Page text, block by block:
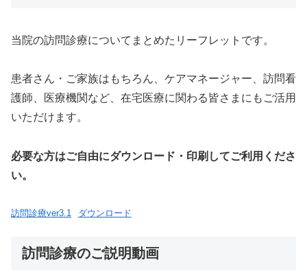
当院の訪問診療についてまとめたリーフレットです。
患者さん・ご家族はもちろん、ケアマネージャー、訪問看
護師、医療機関など、在宅医療に関わる皆さまにもご活用
いただけます。
必要な方はご自由にダウンロード・印刷してご利用くださ
い。
訪問診療ver3.1 ダウンロード
訪問診療のご説明動画